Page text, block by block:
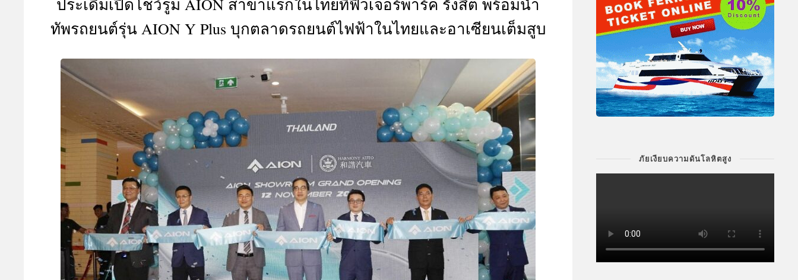
&
DEAL
ประเดิมเปิดโชว์รูม AION สาขาแรกในไทยที่ฟิวเจอร์พาร์ค รังสิต พร้อมนำ
ทัพรถยนต์รุ่น AION Y Plus บุกตลาดรถยนต์ไฟฟ้าในไทยและอาเซียนเต็มสูบ
ภัยเงียบความดันโลหิตสูง